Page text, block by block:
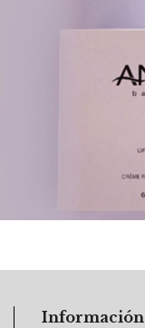
Información